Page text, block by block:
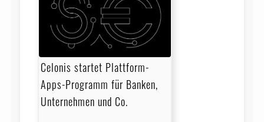
Celonis startet Plattform-
Apps-Programm für Banken,
Unternehmen und Co.